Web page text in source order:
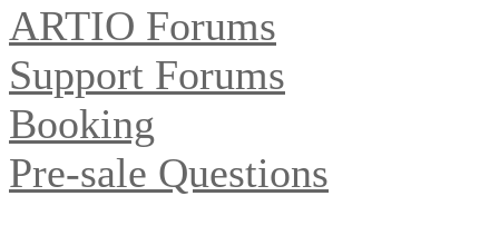
ARTIO Forums
Support Forums
Booking
Pre-sale Questions